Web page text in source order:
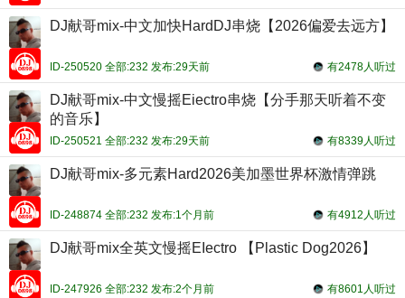
DJ献哥mix-中文加快HardDJ串烧【2026偏爱去远方】
有2478人听过
ID-250520 全部:232 发布:29天前
DJ献哥mix-中文慢摇Eiectro串烧【分手那天听着不变
的音乐】
有8339人听过
ID-250521 全部:232 发布:29天前
DJ献哥mix-多元素Hard2026美加墨世界杯激情弹跳
有4912人听过
ID-248874 全部:232 发布:1个月前
DJ献哥mix全英文慢摇EIectro 【Plastic Dog2026】
有8601人听过
ID-247926 全部:232 发布:2个月前